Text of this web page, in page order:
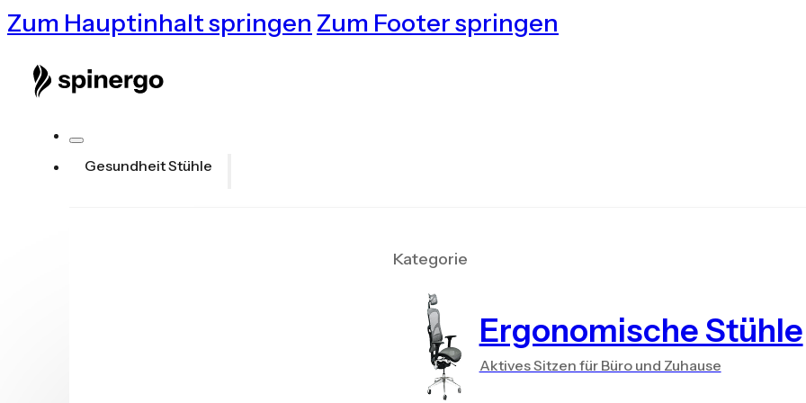
Zum Hauptinhalt springen Zum Footer springen
Gesundheit Stühle
Kategorie
Ergonomische Stühle
Aktives Sitzen für Büro und Zuhause